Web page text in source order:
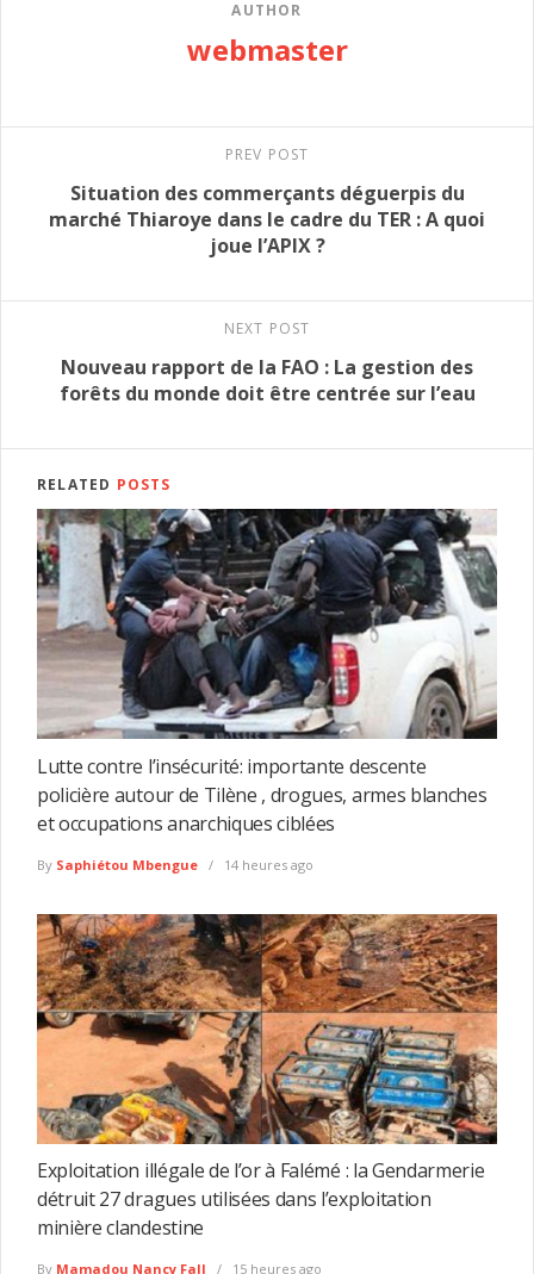
AUTHOR
webmaster
PREV POST
Situation des commerçants déguerpis du
marché Thiaroye dans le cadre du TER : A quoi
joue l’APIX ?
NEXT POST
Nouveau rapport de la FAO : La gestion des
forêts du monde doit être centrée sur l’eau
RELATED POSTS
Lutte contre l’insécurité: importante descente
policière autour de Tilène , drogues, armes blanches
et occupations anarchiques ciblées
By Saphiétou Mbengue 14 heures ago
Exploitation illégale de l’or à Falémé : la Gendarmerie
détruit 27 dragues utilisées dans l’exploitation
minière clandestine
By Mamadou Nancy Fall 15 heures ago